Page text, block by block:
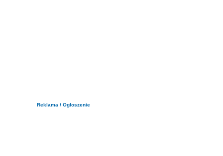
Reklama / Ogłoszenie